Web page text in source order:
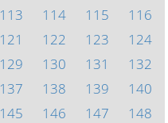
113 114 115
116
121 122 123
124
129 130 131
132
137 138 139
140
145 146 147
148